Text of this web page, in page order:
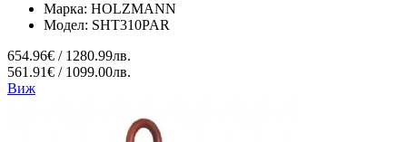
Марка: HOLZMANN
Модел: SHT310PAR
654.96€ / 1280.99лв.
561.91€ / 1099.00лв.
Виж